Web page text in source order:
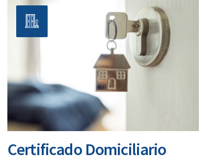
Certificado Domiciliario